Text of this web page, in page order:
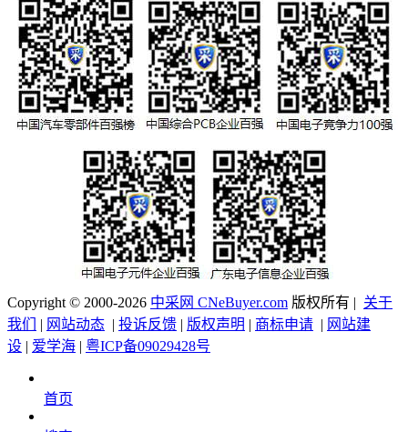
Copyright © 2000-2026 中采网 CNeBuyer.com 版权所有 | 关于
我们
| 网站动态 | 投诉反馈 | 版权声明 | 商标申请 | 网站建
设 | 爱学海 | 粤ICP备09029428号
首页